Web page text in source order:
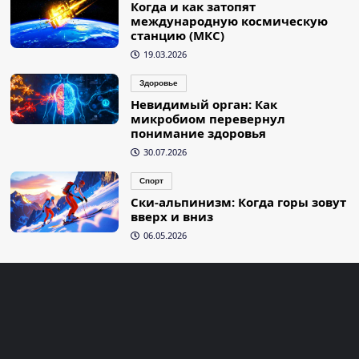
Когда и как затопят
международную космическую
станцию (МКС)
19.03.2026
Здоровье
Невидимый орган: Как
микробиом перевернул
понимание здоровья
30.07.2026
Спорт
Ски-альпинизм: Когда горы зовут
вверх и вниз
06.05.2026